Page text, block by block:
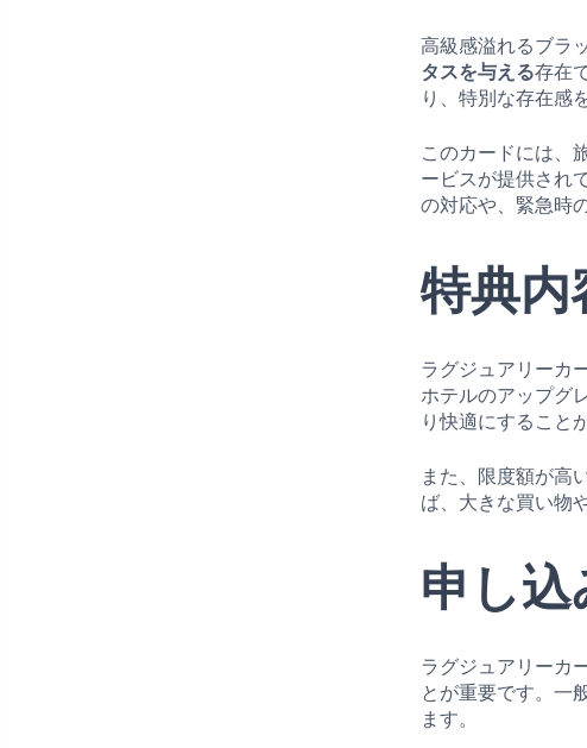
高級感溢れるブラ
タスを与える存在
り、特別な存在感
このカードには、
ービスが提供され
の対応や、緊急時
特典内
ラグジュアリーカ
ホテルのアップグ
り快適にすること
また、限度額が高
ば、大きな買い物
申し込
ラグジュアリーカ
とが重要です。一
ます。